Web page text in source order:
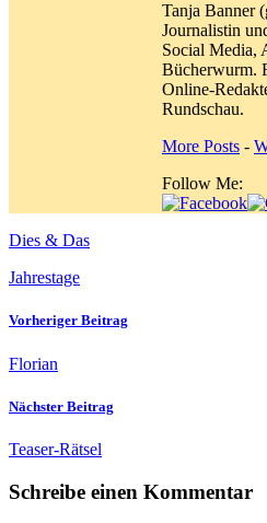
Tanja Banner
Journalistin
Social Media,
Bücherwurm.
Online-
Rundschau.
More Posts -
Follow Me:
Dies & Das
Jahrestage
Vorheriger Beitrag
Florian
Nächster Beitrag
Teaser-Rätsel
Schreibe einen Kommentar